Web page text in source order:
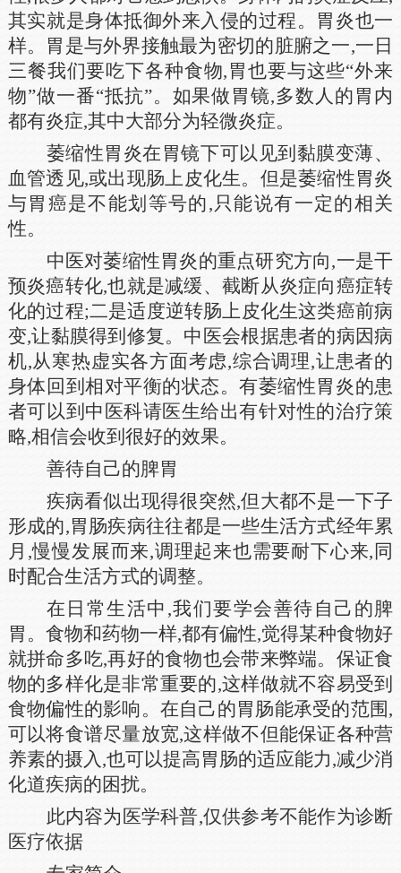
其实就是身体抵御外来入侵的过程。胃炎也一
样。胃是与外界接触最为密切的脏腑之一,一日
三餐我们要吃下各种食物,胃也要与这些“外来
物”做一番“抵抗”。如果做胃镜,多数人的胃内
都有炎症,其中大部分为轻微炎症。
萎缩性胃炎在胃镜下可以见到黏膜变薄、
血管透见,或出现肠上皮化生。但是萎缩性胃炎
与胃癌是不能划等号的,只能说有一定的相关
性。
中医对萎缩性胃炎的重点研究方向,一是干
预炎癌转化,也就是减缓、截断从炎症向癌症转
化的过程;二是适度逆转肠上皮化生这类癌前病
变,让黏膜得到修复。中医会根据患者的病因病
机,从寒热虚实各方面考虑,综合调理,让患者的
身体回到相对平衡的状态。有萎缩性胃炎的患
者可以到中医科请医生给出有针对性的治疗策
略,相信会收到很好的效果。
善待自己的脾胃
疾病看似出现得很突然,但大都不是一下子
形成的,胃肠疾病往往都是一些生活方式经年累
月,慢慢发展而来,调理起来也需要耐下心来,同
时配合生活方式的调整。
在日常生活中,我们要学会善待自己的脾
胃。食物和药物一样,都有偏性,觉得某种食物好
就拼命多吃,再好的食物也会带来弊端。保证食
物的多样化是非常重要的,这样做就不容易受到
食物偏性的影响。在自己的胃肠能承受的范围,
可以将食谱尽量放宽,这样做不但能保证各种营
养素的摄入,也可以提高胃肠的适应能力,减少消
化道疾病的困扰。
此内容为医学科普,仅供参考不能作为诊断
医疗依据